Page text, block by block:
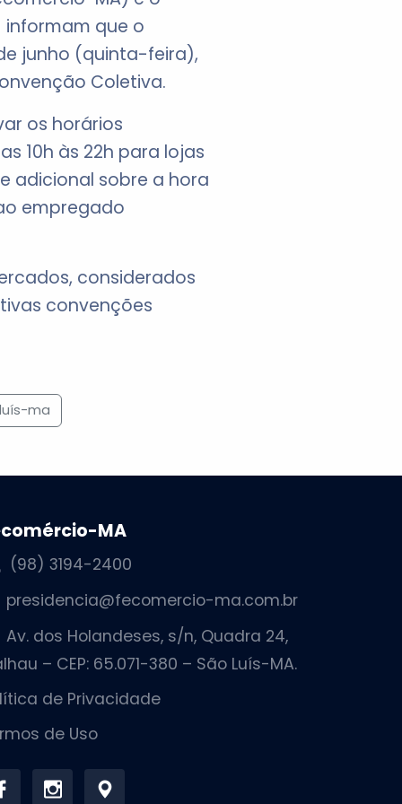
informam que o
junho (quinta-feira),
Coletiva.
os horários
10h às 22h para lojas
adicional sobre a hora
empregado
considerados
convenções
ma
MA
(98) 3194-2400
presidencia@fecomercio-ma.com.br
Av. dos Holandeses, s/n, Quadra 24,
– CEP: 65.071-380 – São Luís-MA.
de Privacidade
de Uso